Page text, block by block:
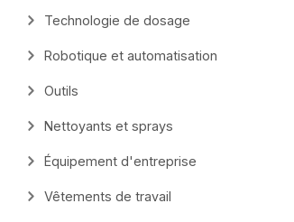
Technologie de dosage
Robotique et automatisation
Outils
Nettoyants et sprays
Équipement d'entreprise
Vêtements de travail